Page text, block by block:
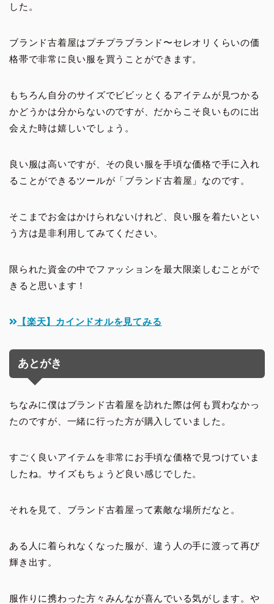
した。
ブランド古着屋はプチプラブランド〜セレオリくらいの価
格帯で非常に良い服を買うことができます。
もちろん自分のサイズでビビッとくるアイテムが見つかる
かどうかは分からないのですが、だからこそ良いものに出
会えた時は嬉しいでしょう。
良い服は高いですが、その良い服を手頃な価格で手に入れ
ることができるツールが「ブランド古着屋」なのです。
そこまでお金はかけられないけれど、良い服を着たいとい
う方は是非利用してみてください。
限られた資金の中でファッションを最大限楽しむことがで
きると思います！
【楽天】カインドオルを見てみる
あとがき
ちなみに僕はブランド古着屋を訪れた際は何も買わなかっ
たのですが、一緒に行った方が購入していました。
すごく良いアイテムを非常にお手頃な価格で見つけていま
したね。サイズもちょうど良い感じでした。
それを見て、ブランド古着屋って素敵な場所だなと。
ある人に着られなくなった服が、違う人の手に渡って再び
輝き出す。
服作りに携わった方々みんなが喜んでいる気がします。や